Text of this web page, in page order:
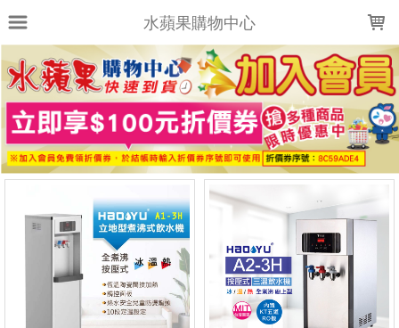
水蘋果購物中心
上架時間 銷售件數 銷售價格
樣式尺寸篩選
全部尺寸
篩選